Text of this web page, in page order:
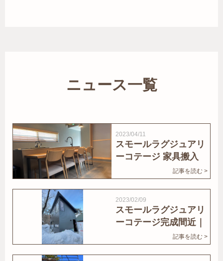
ニュース一覧
2023/04/11
スモールラグジュアリ
ーコテージ 家具搬入
記事を読む >
2023/02/09
スモールラグジュアリ
ーコテージ完成間近｜
記事を読む >